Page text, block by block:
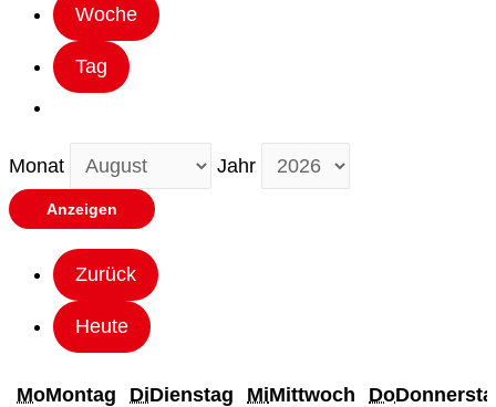
Woche
Tag
Monat Jahr
Zurück
Heute
MoMontag DiDienstag MiMittwoch Do